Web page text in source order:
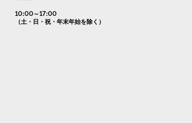
10:00～17:00
（土・日・祝・年末年始を除く）